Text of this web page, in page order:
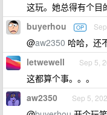
这玩。她总得有个目
buyerhou OP
@aw2350 哈哈，还
letwewell Sep 5,
这都算个事。。。
aw2350 Sep 5,